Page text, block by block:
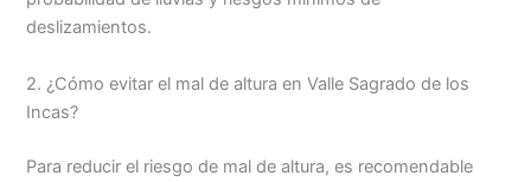
deslizamientos.
2. ¿Cómo evitar el mal de altura en Valle Sagrado de los
Incas?
Para reducir el riesgo de mal de altura, es recomendable